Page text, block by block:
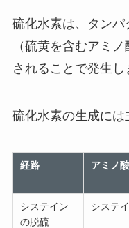
硫化水素は、タンパ
（硫黄を含むアミ
されることで発生し
硫化水素の生成には
経路 アミノ酸
システイン
の脱硫
システ